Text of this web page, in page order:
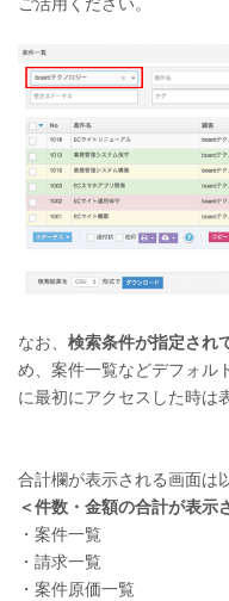
なお、 検索条件が指定され
め、案件一覧などデフォル
に最初にアクセスした時は
合計欄が表示される画面は
＜件数・金額の合計が表示
・案件一覧
・請求一覧
・案件原価一覧